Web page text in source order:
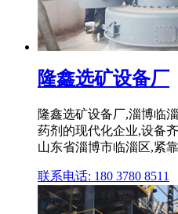
隆鑫选矿设备厂
隆鑫选矿设备厂,淄博临
药剂的现代化企业,设备
山东省淄博市临淄区,紧
联系电话: 180 3780 8511